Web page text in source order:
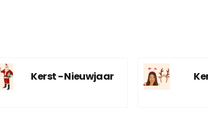
Kerst - Nieuwjaar